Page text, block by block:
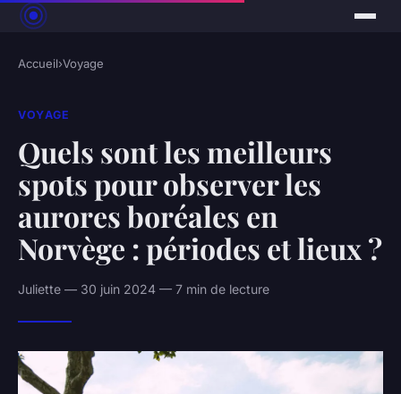
Accueil›Voyage
VOYAGE
Quels sont les meilleurs
spots pour observer les
aurores boréales en
Norvège : périodes et lieux ?
Juliette — 30 juin 2024 — 7 min de lecture